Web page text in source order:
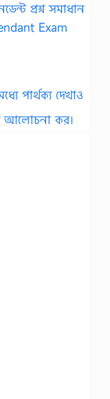
প্রশ্ন সমাধান
Exam
পার্থক্য দেখাও
আলোচনা কর।